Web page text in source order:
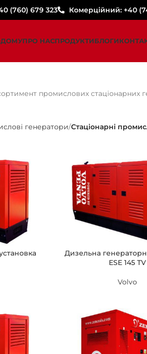
(760) 679 323 Комерційний: +40
ПРО НАСПРОДУКТИБЛОГИ
промислових стаціонарних
генератори Стаціонарні
Дизельна
ESE 145 TV
Volvo